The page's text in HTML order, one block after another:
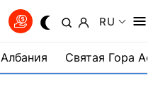
RU
Албания Святая Гора